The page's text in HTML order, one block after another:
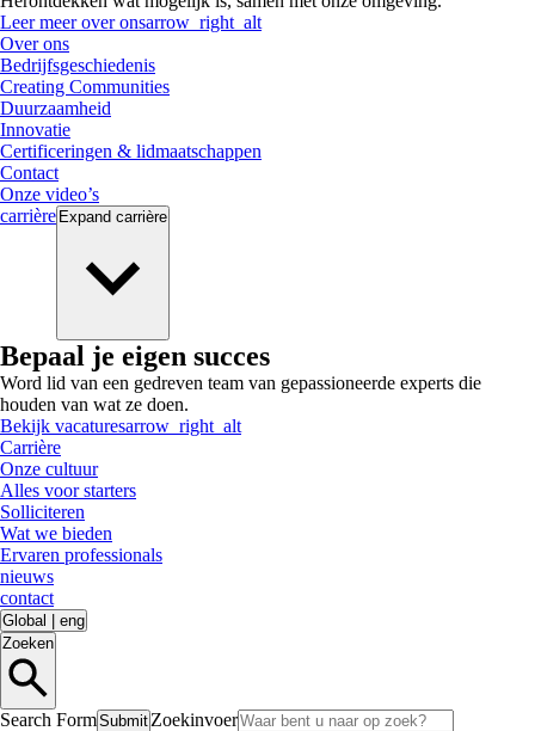
Leer meer over onsarrow_right_alt
Over ons
Bedrijfsgeschiedenis
Creating Communities
Duurzaamheid
Innovatie
Certificeringen & lidmaatschappen
Contact
Onze video’s
carrière Expand carrière
Bepaal je eigen succes
Word lid van een gedreven team van gepassioneerde experts die
houden van wat ze doen.
Bekijk vacaturesarrow_right_alt
Carrière
Onze cultuur
Alles voor starters
Solliciteren
Wat we bieden
Ervaren professionals
nieuws
contact
Global
eng
Zoeken
Search FormSubmit Zoekinvoer